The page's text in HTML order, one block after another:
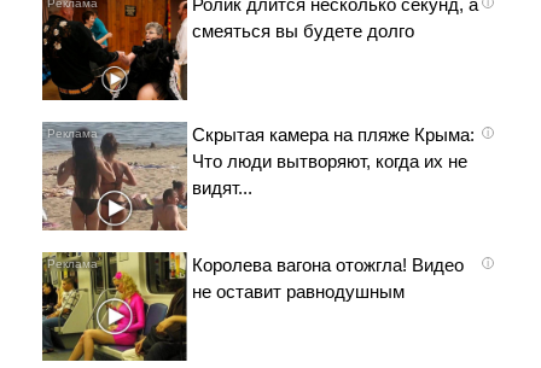
Ролик длится несколько секунд, а
смеяться вы будете долго
i
Скрытая камера на пляже Крыма:
Что люди вытворяют, когда их не
видят...
i
Королева вагона отожгла! Видео
не оставит равнодушным